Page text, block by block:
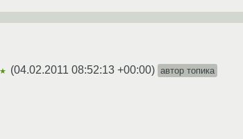
★ (04.02.2011 08:52:13 +00:00) автор топика